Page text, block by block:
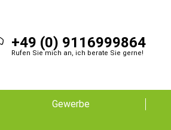
+49 (0) 9116999864
Rufen Sie mich an, ich berate Sie gerne!
Gewerbe